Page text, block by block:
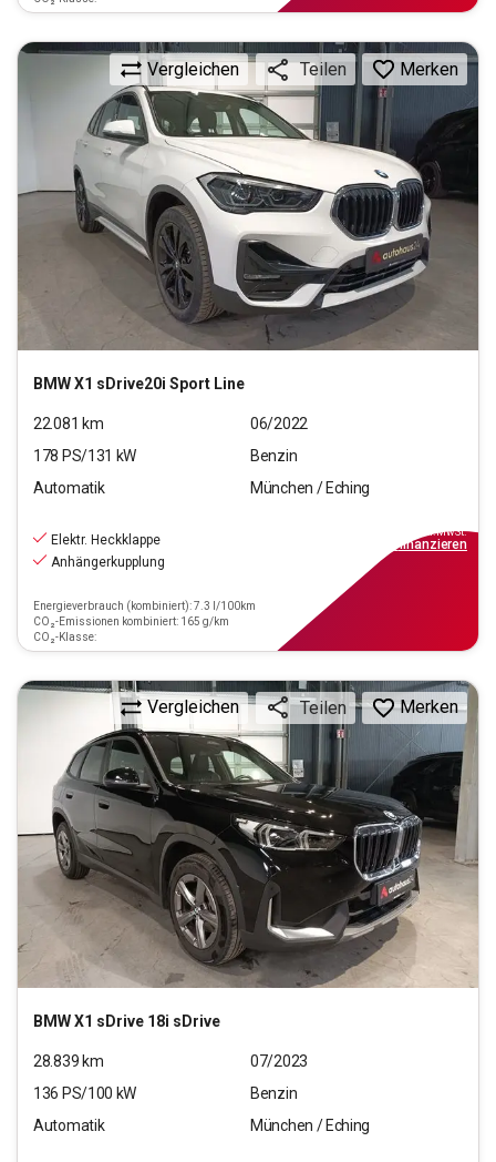
BMWX1 sDrive20i Sport Line
Vergleichen Teilen Merken
22.081 km
06/2022
178 PS/131 kW
Benzin
Automatik
München / Eching
Elektr. Heckklappe
Anhängerkupplung
Energieverbrauch (kombiniert): 7.3 l/100km
CO₂-Emissionen kombiniert: 165 g/km
CO₂-Klasse:
inkl.MwSt.
finanzieren
BMWX1 sDrive 18i sDrive
Vergleichen Teilen Merken
28.839 km
07/2023
136 PS/100 kW
Benzin
Automatik
München / Eching